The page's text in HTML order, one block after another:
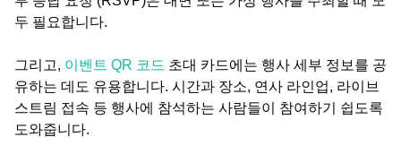
두 필요합니다.
그리고, 이벤트 QR 코드 초대 카드에는 행사 세부 정보를 공
유하는 데도 유용합니다. 시간과 장소, 연사 라인업, 라이브
스트림 접속 등 행사에 참석하는 사람들이 참여하기 쉽도록
도와줍니다.